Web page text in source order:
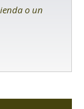
o un